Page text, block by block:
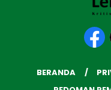
BERANDA